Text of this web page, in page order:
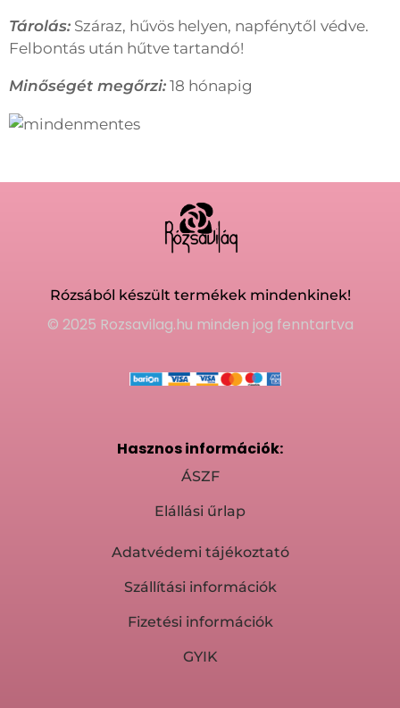
Tárolás: Száraz, hűvös helyen, napfénytől védve.
Felbontás után hűtve tartandó!
Minőségét megőrzi: 18 hónapig
Rózsából készült termékek mindenkinek!
© 2025 Rozsavilag.hu minden jog fenntartva
Hasznos információk:
ÁSZF
Elállási űrlap
Adatvédemi tájékoztató
Szállítási információk
Fizetési információk
GYIK